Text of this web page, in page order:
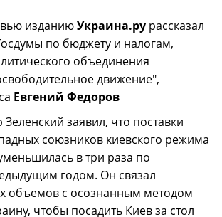
изданиюУкраина.ру рассказал
по бюджету и налогам,
объединения
движение",
Евгений Федоров
заявил, что поставки
союзников киевского режима
в три раза по
годом. Он связал
объемов с осознанным методом
чтобы посадить Киев за стол